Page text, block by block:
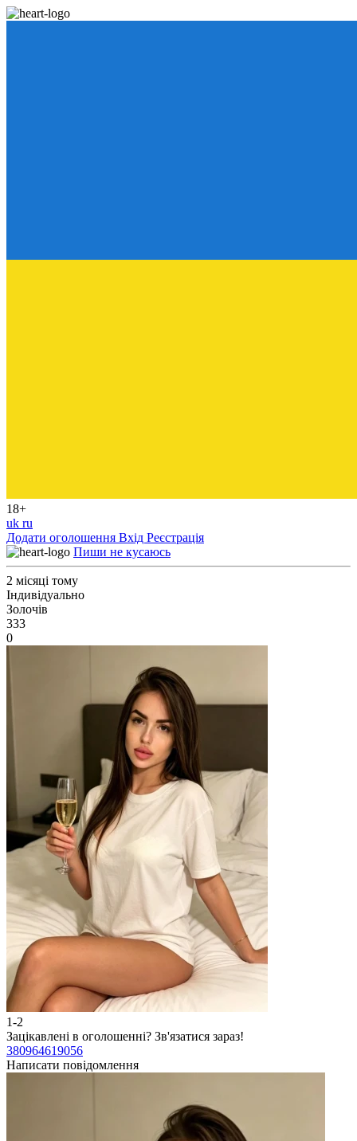
18+
uk ru
Додати оголошення Вхід Реєстрація
Пиши не кусаюсь
2 місяці тому
Індивідуально
Золочів
333
0
1-2
Зацікавлені в оголошенні? Зв'язатися зараз!
380964619056
Написати повідомлення